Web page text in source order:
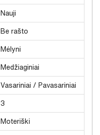
Nauji
Be rašto
Mėlyni
Medžiaginiai
Vasariniai / Pavasariniai
3
Moteriški